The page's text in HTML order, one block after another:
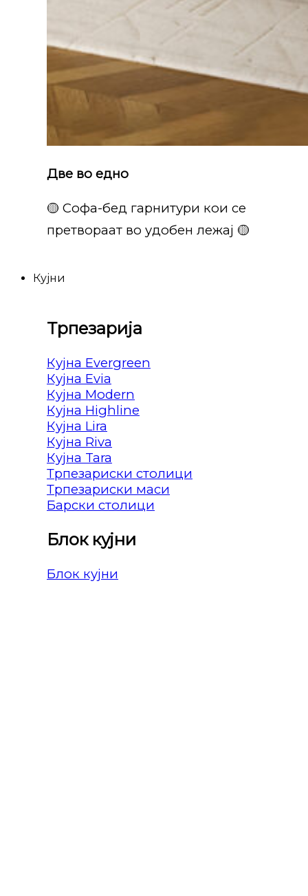
Две во едно
🟡 Софа-бед гарнитури кои се
претвораат во удобен лежај 🟡
Кујни
Трпезарија
Кујна Evergreen
Кујна Evia
Кујна Modern
Кујна Highline
Кујна Lira
Кујна Riva
Кујна Tara
Трпезариски столици
Трпезариски маси
Барски столици
Блок кујни
Блок кујни